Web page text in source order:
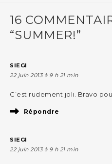
16
“SUMMER!”
SIEGI
22 juin 2013 à 9 h 21 min
C’est rudement joli. Bravo
Répondre
SIEGI
22 juin 2013 à 9 h 21 min